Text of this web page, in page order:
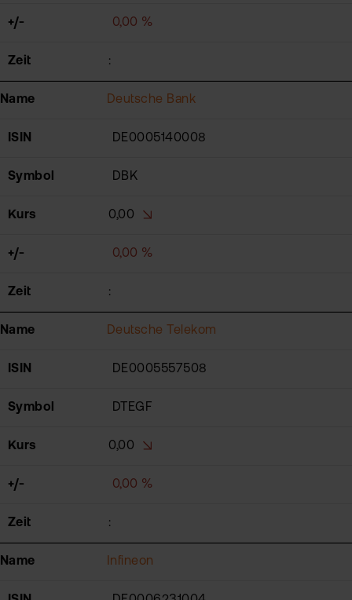
+/- 0,00 %
Zeit :
Name Deutsche Bank
ISIN DE0005140008
Symbol DBK
Kurs 0,00
+/- 0,00 %
Zeit :
Name Deutsche Telekom
ISIN DE0005557508
Symbol DTEGF
Kurs 0,00
+/- 0,00 %
Zeit :
Name Infineon